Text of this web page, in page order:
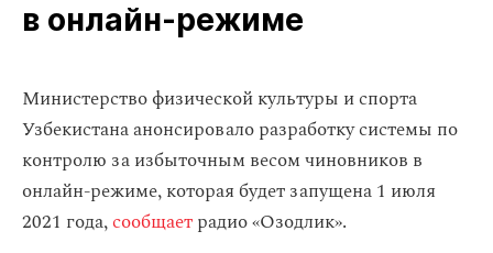
в онлайн‑режиме
Министерство физической культуры и спорта
Узбекистана анонсировало разработку системы по
контролю за избыточным весом чиновников в
онлайн-режиме, которая будет запущена 1 июля
2021 года,сообщаетрадио «Озодлик».